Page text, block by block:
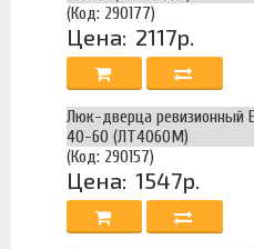
(Код: 290177)
Цена: 2117р.
Люк-дверца ревизионный
40-60 (ЛТ4060М)
(Код: 290157)
Цена: 1547р.